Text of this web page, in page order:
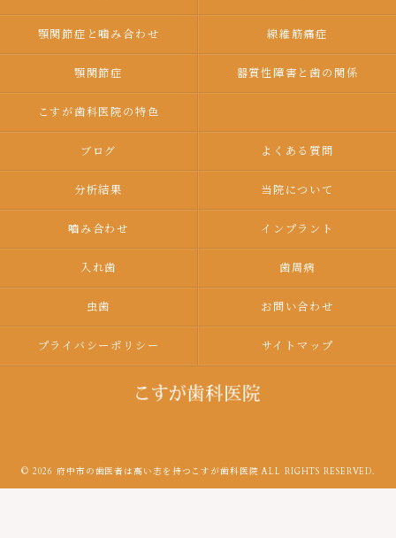
顎関節症と噛み合わせ 線維筋痛症
顎関節症 器質性障害と歯の関係
こすが歯科医院の特色
ブログ よくある質問
分析結果 当院について
嚙み合わせ インプラント
入れ歯 歯周病
虫歯 お問い合わせ
プライバシーポリシー サイトマップ
© 2026 府中市の歯医者は高い志を持つこすが歯科医院 ALL RIGHTS RESERVED.